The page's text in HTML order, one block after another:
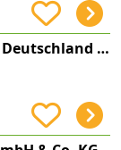
Sun-Energie Konzept O/S Deutschland GmbH